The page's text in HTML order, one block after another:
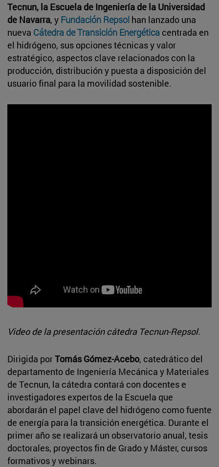
Tecnun, la Escuela de Ingeniería de la Universidad
de Navarra, y Fundación Repsol han lanzado una
nueva Cátedra de Transición Energética centrada en
el hidrógeno, sus opciones técnicas y valor
estratégico, aspectos clave relacionados con la
producción, distribución y puesta a disposición del
usuario final para la movilidad sostenible.
Video de la presentación cátedra Tecnun-Repsol.
Dirigida porTomás Gómez-Acebo, catedrático del
departamento de Ingeniería Mecánica y Materiales
de Tecnun, la cátedra contará con docentes e
investigadores expertos de la Escuela que
abordarán el papel clave del hidrógeno como fuente
de energía para la transición energética. Durante el
primer año se realizará un observatorio anual, tesis
doctorales, proyectos fin de Grado y Máster, cursos
formativos y webinars.